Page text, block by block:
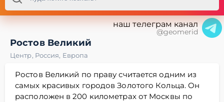
наш телеграм канал
@geomerid
Ростов Великий
Центр, Россия, Европа
Ростов Великий по праву считается одним из
самых красивых городов Золотого Кольца. Он
расположен в 200 километрах от Москвы по